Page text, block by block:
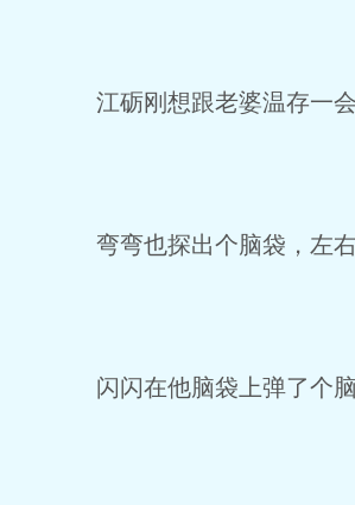
江砺刚想跟老婆温存一
弯弯也探出个脑袋，左
闪闪在他脑袋上弹了个